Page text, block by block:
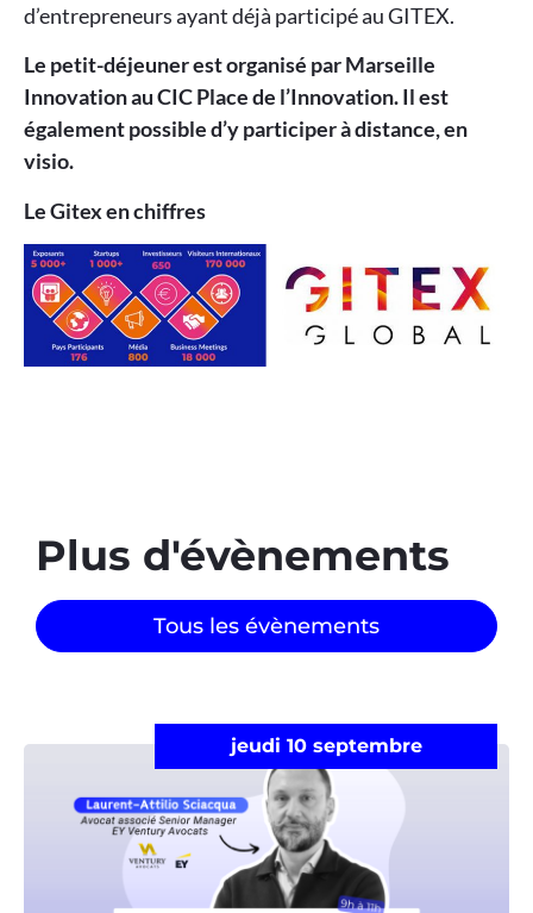
d’entrepreneurs ayant déjà participé au GITEX.
Le petit-déjeuner est organisé par Marseille
Innovation au CIC Place de l’Innovation. Il est
également possible d’y participer à distance, en
visio.
Le Gitex en chiffres
Plus d'évènements​
Tous les évènements
jeudi 10 septembre